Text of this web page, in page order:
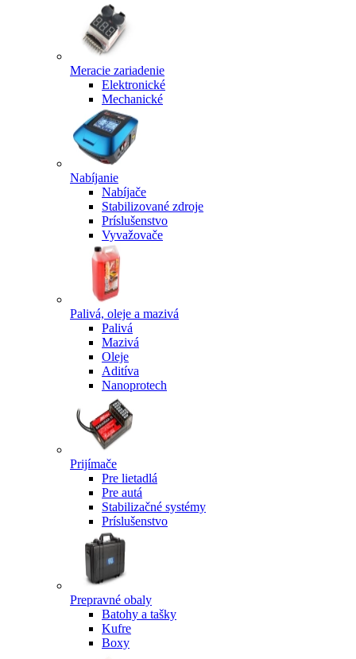
Meracie zariadenie
Elektronické
Mechanické
Nabíjanie
Nabíjače
Stabilizované zdroje
Príslušenstvo
Vyvažovače
Palivá, oleje a mazivá
Palivá
Mazivá
Oleje
Aditíva
Nanoprotech
Prijímače
Pre lietadlá
Pre autá
Stabilizačné systémy
Príslušenstvo
Prepravné obaly
Batohy a tašky
Kufre
Boxy